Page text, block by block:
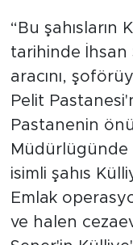
“Bu şahısların
tarihinde İhsan
aracını,
Pelit
Pastanenin
Müdürlügünde
isimli şahıs
Emlak
ve halen